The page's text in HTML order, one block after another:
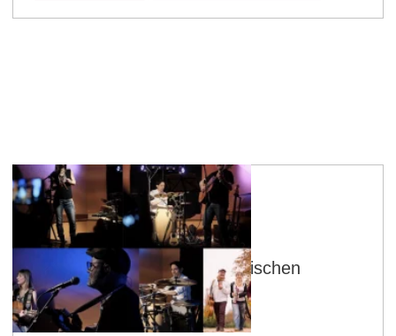
Klein-Winterheim
CHILI SOWIESO „Musik zwischen
Welten“
22.08.2026 – 19:00 Uhr